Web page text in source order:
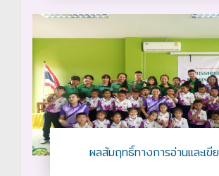
ผลสัมฤทธิ์ทางการอ่านและเขี